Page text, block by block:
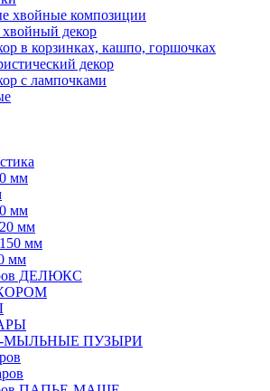
и Ламбрекены
венки
хвойные композиции
декор
в корзинках, кашпо, горшочках
декор
с лампочками